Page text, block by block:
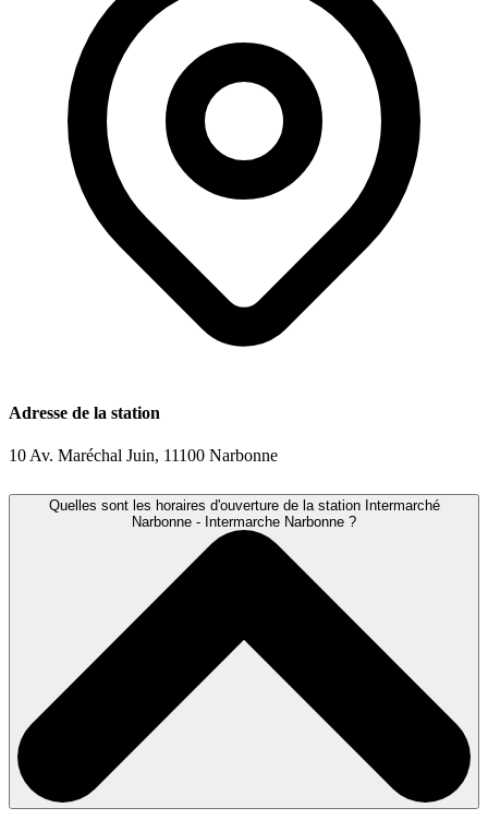
Adresse de la station
10 Av. Maréchal Juin, 11100 Narbonne
Quelles sont les horaires d'ouverture de la station Intermarché
Narbonne - Intermarche Narbonne ?